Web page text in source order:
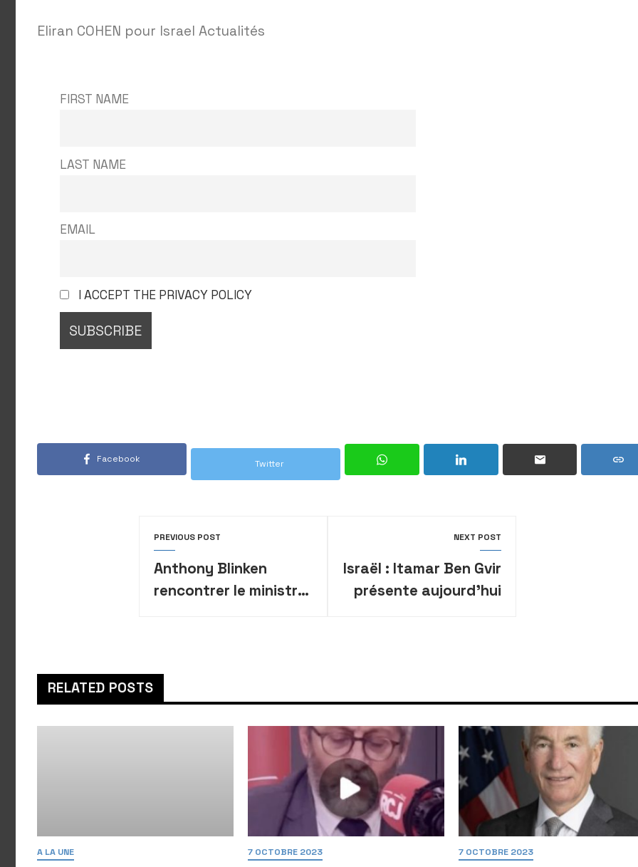
Eliran COHEN pour Israel Actualités
FIRST NAME
LAST NAME
EMAIL
I ACCEPT THE PRIVACY POLICY
Facebook Twitter
PREVIOUS POST
Anthony Blinken
rencontrer le ministre
NEXT POST
Israël : Itamar Ben Gvir
présente aujourd’hui
RELATED POSTS
A LA UNE 7 OCTOBRE 2023 7 OCTOBRE 2023